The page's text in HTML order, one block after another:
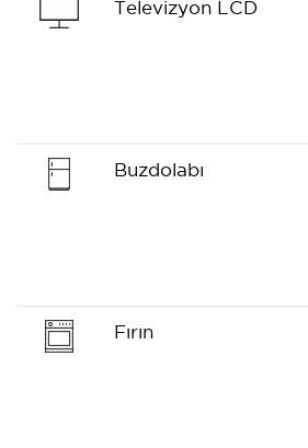
Televizyon LCD
Buzdolabı
Fırın